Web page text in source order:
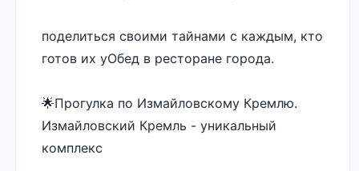
поделиться своими тайнами с каждым, кто
готов их уОбед в ресторане города.
🌟Прогулка по Измайловскому Кремлю.
Измайловский Кремль - уникальный
комплекс